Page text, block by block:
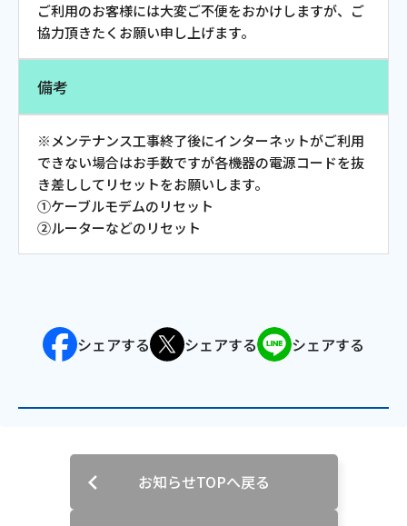
パンフレット・チラシ
会社案内
お知らせ
サイトマップ
ウェブサイトのご利用について
安全・安心ガイド
ご利用約款・重要事項説明書
ご利用のお客様には大変ご不便をおかけしますが、ご
協力頂きたくお願い申し上げます。
備考
※メンテナンス工事終了後にインターネットがご利用
できない場合はお手数ですが各機器の電源コードを抜
き差ししてリセットをお願いします。
①ケーブルモデムのリセット
②ルーターなどのリセット
シェアする シェアする シェアする
お知らせTOPへ戻る